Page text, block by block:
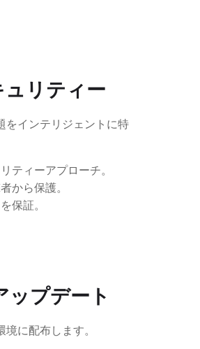
リティー
をインテリジェントに特
ティーアプローチ。
から保護。
保証。
ップデート
に配布します。